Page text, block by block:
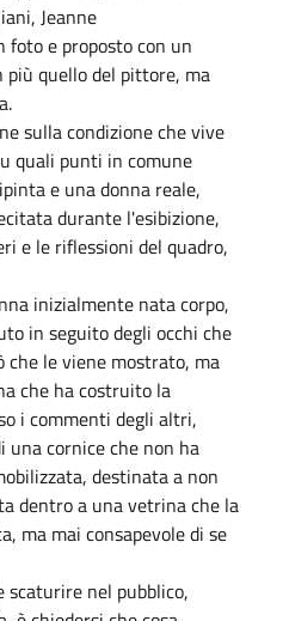
Jeanne
e proposto con un
quello del pittore, ma
sulla condizione che vive
quali punti in comune
e una donna reale,
durante l'esibizione,
e le riflessioni del quadro,
inizialmente nata corpo,
in seguito degli occhi che
che le viene mostrato, ma
che ha costruito la
i commenti degli altri,
cornice che non ha
destinata a non
dentro a una vetrina che la
ma mai consapevole di se
scaturire nel pubblico,